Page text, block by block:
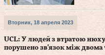
Вторник, 18 апреля 2023
UCL: У людей з втратою
порушено зв'язок між двома